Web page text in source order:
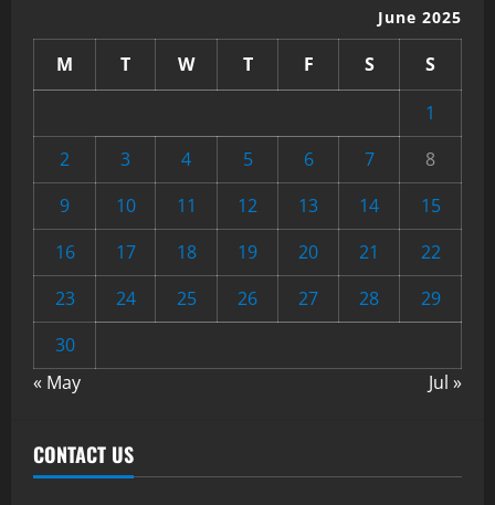
June 2025
M T W T F S
S
1
2
3 4 5 6 7
8
9
10 11 12 13 14
15
16
17 18 19 20 21
22
23
24 25 26 27 28
29
30
« May
Jul »
CONTACT US